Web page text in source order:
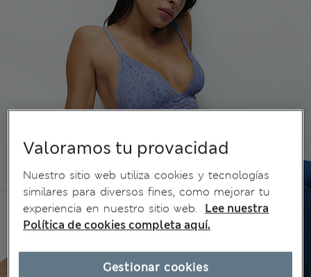
Valoramos tu provacidad
Nuestro sitio web utiliza cookies y tecnologías
similares para diversos fines, como mejorar tu
experiencia en nuestro sitio web.
Lee nuestra
Política de cookies completa aquí.
Gestionar cookies